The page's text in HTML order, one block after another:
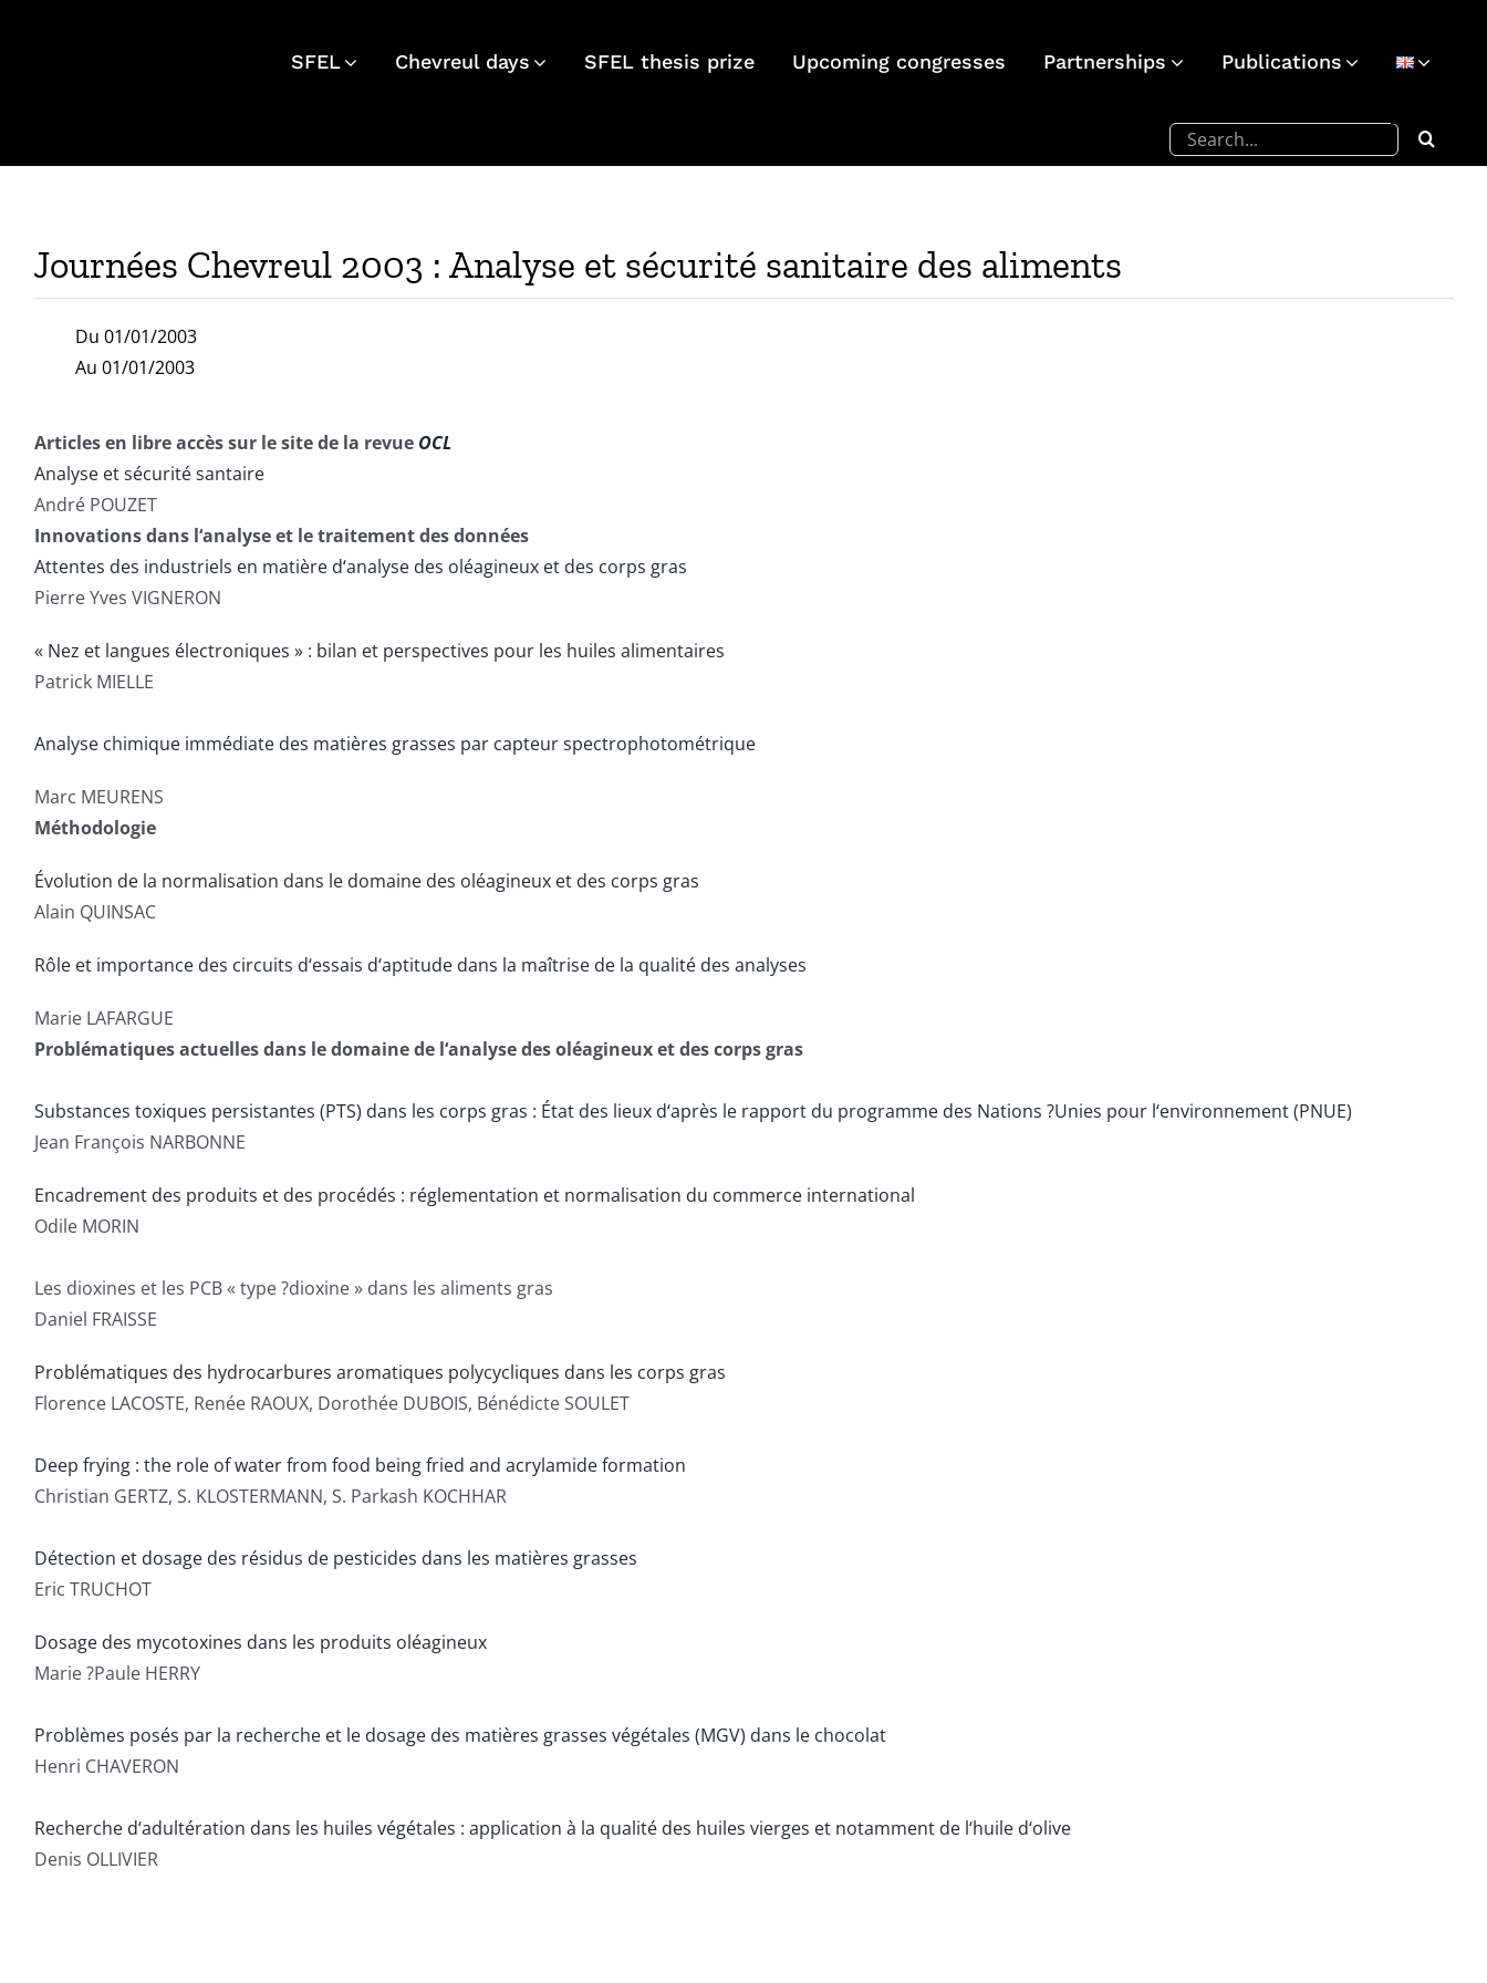
SFEL Chevreul days SFEL thesis prize Upcoming congresses Partnerships Publications
Search
for:
Journées Chevreul 2003 : Analyse et sécurité sanitaire des aliments
Du 01/01/2003
Au 01/01/2003
Articles en libre accès sur le site de la revue OCL
Analyse et sécurité santaire
André POUZET
Innovations dans l‘analyse et le traitement des données
Attentes des industriels en matière d‘analyse des oléagineux et des corps gras
Pierre Yves VIGNERON
« Nez et langues électroniques » : bilan et perspectives pour les huiles alimentaires
Patrick MIELLE
Analyse chimique immédiate des matières grasses par capteur spectrophotométrique
Marc MEURENS
Méthodologie
Évolution de la normalisation dans le domaine des oléagineux et des corps gras
Alain QUINSAC
Rôle et importance des circuits d‘essais d‘aptitude dans la maîtrise de la qualité des analyses
Marie LAFARGUE
Problématiques actuelles dans le domaine de l‘analyse des oléagineux et des corps gras
Substances toxiques persistantes (PTS) dans les corps gras : État des lieux d‘après le rapport du programme des Nations ?Unies pour l‘environnement (PNUE)
Jean François NARBONNE
Encadrement des produits et des procédés : réglementation et normalisation du commerce international
Odile MORIN
Les dioxines et les PCB « type ?dioxine » dans les aliments gras
Daniel FRAISSE
Problématiques des hydrocarbures aromatiques polycycliques dans les corps gras
Florence LACOSTE, Renée RAOUX, Dorothée DUBOIS, Bénédicte SOULET
Deep frying : the role of water from food being fried and acrylamide formation
Christian GERTZ, S. KLOSTERMANN, S. Parkash KOCHHAR
Détection et dosage des résidus de pesticides dans les matières grasses
Eric TRUCHOT
Dosage des mycotoxines dans les produits oléagineux
Marie ?Paule HERRY
Problèmes posés par la recherche et le dosage des matières grasses végétales (MGV) dans le chocolat
Henri CHAVERON
Recherche d‘adultération dans les huiles végétales : application à la qualité des huiles vierges et notamment de l‘huile d‘olive
Denis OLLIVIER